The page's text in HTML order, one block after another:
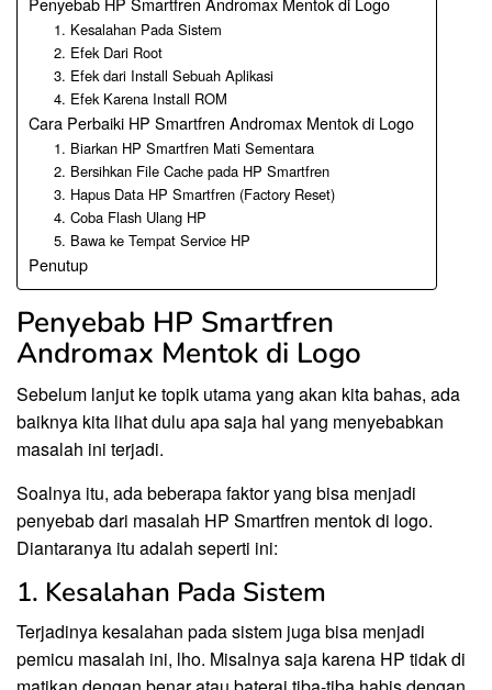
1. Kesalahan Pada Sistem
2. Efek Dari Root
3. Efek dari Install Sebuah Aplikasi
4. Efek Karena Install ROM
Cara Perbaiki HP Smartfren Andromax Mentok di Logo
1. Biarkan HP Smartfren Mati Sementara
2. Bersihkan File Cache pada HP Smartfren
3. Hapus Data HP Smartfren (Factory Reset)
4. Coba Flash Ulang HP
5. Bawa ke Tempat Service HP
Penutup
Penyebab HP Smartfren
Andromax Mentok di Logo
Sebelum lanjut ke topik utama yang akan kita bahas, ada
baiknya kita lihat dulu apa saja hal yang menyebabkan
masalah ini terjadi.
Soalnya itu, ada beberapa faktor yang bisa menjadi
penyebab dari masalah HP Smartfren mentok di logo.
Diantaranya itu adalah seperti ini:
1. Kesalahan Pada Sistem
Terjadinya kesalahan pada sistem juga bisa menjadi
pemicu masalah ini, lho. Misalnya saja karena HP tidak di